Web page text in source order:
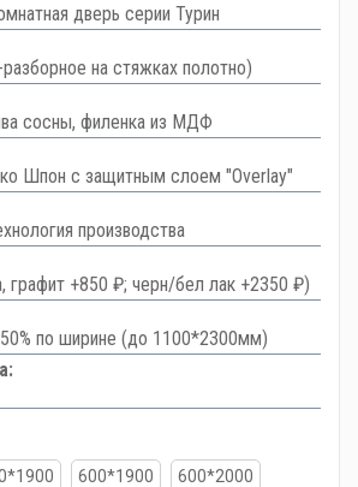
дверь серии Турин
на стяжках полотно)
сосны, филенка из МДФ
Шпон с защитным слоем "Overlay"
производства
графит +850 ₽; черн/бел лак +2350 ₽)
по ширине (до 1100*2300мм)
600*1900 600*2000